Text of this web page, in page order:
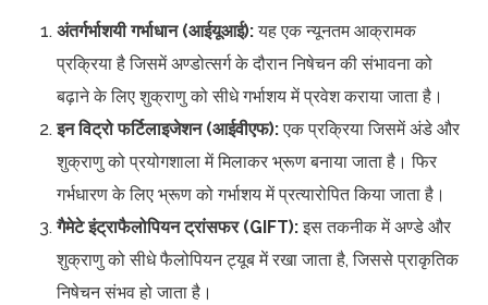
अंतर्गर्भाशयी गर्भाधान (आईयूआई):यह एक न्यूनतम आक्रामक
प्रक्रिया है जिसमें अण्डोत्सर्ग के दौरान निषेचन की संभावना को
बढ़ाने के लिए शुक्राणु को सीधे गर्भाशय में प्रवेश कराया जाता है।
इन विट्रो फर्टिलाइजेशन (आईवीएफ):एक प्रक्रिया जिसमें अंडे और
शुक्राणु को प्रयोगशाला में मिलाकर भ्रूण बनाया जाता है। फिर
गर्भधारण के लिए भ्रूण को गर्भाशय में प्रत्यारोपित किया जाता है।
गैमेटे इंट्राफैलोपियन ट्रांसफर (GIFT):इस तकनीक में अण्डे और
शुक्राणु को सीधे फैलोपियन ट्यूब में रखा जाता है, जिससे प्राकृतिक
निषेचन संभव हो जाता है।